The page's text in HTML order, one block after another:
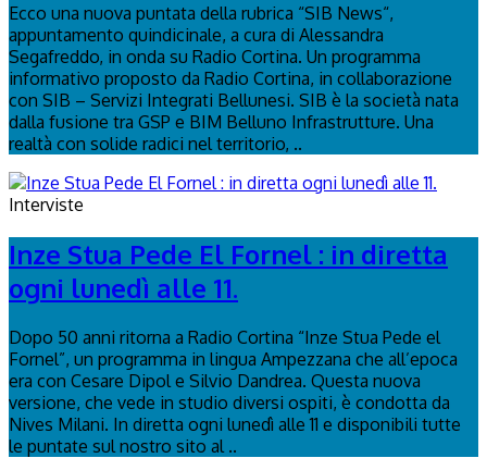
Ecco una nuova puntata della rubrica “SIB News“,
appuntamento quindicinale, a cura di Alessandra
Segafreddo, in onda su Radio Cortina. Un programma
informativo proposto da Radio Cortina, in collaborazione
con SIB – Servizi Integrati Bellunesi. SIB è la società nata
dalla fusione tra GSP e BIM Belluno Infrastrutture. Una
realtà con solide radici nel territorio, ..
Interviste
Inze Stua Pede El Fornel : in diretta
ogni lunedì alle 11.
Dopo 50 anni ritorna a Radio Cortina “Inze Stua Pede el
Fornel”, un programma in lingua Ampezzana che all’epoca
era con Cesare Dipol e Silvio Dandrea. Questa nuova
versione, che vede in studio diversi ospiti, è condotta da
Nives Milani. In diretta ogni lunedì alle 11 e disponibili tutte
le puntate sul nostro sito al ..